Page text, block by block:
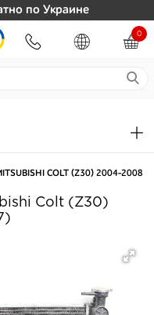
по Украине
0
COLT (Z30) 2004-2008
Colt (Z30)